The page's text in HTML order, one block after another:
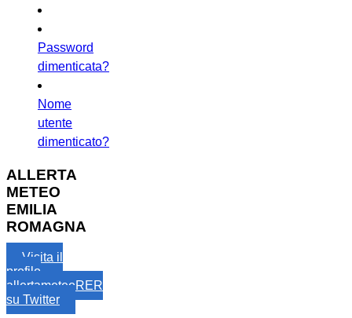
Password
dimenticata?
Nome
utente
dimenticato?
ALLERTA
METEO
EMILIA
ROMAGNA
Visita il
profilo
allertameteoRER
su Twitter